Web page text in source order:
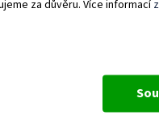
za důvěru. Více informací